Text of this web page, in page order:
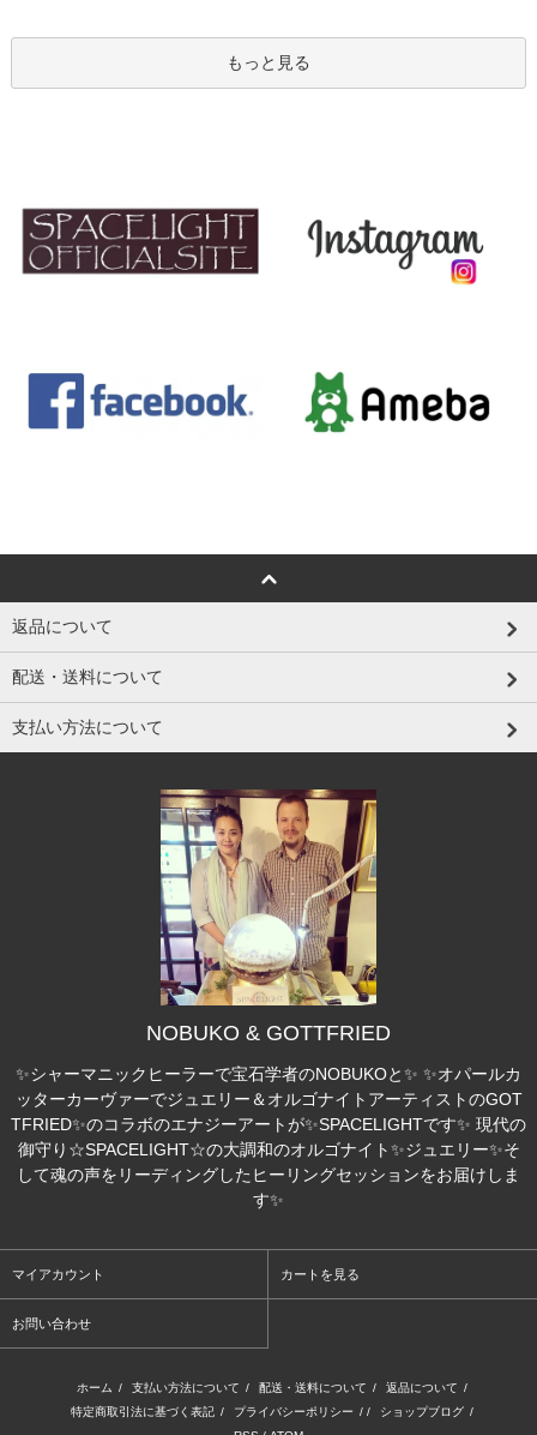
もっと見る
返品について
配送・送料について
支払い方法について
NOBUKO & GOTTFRIED
✨シャーマニックヒーラーで宝石学者のNOBUKOと✨ ✨オパールカ
ッターカーヴァーでジュエリー＆オルゴナイトアーティストのGOT
TFRIED✨のコラボのエナジーアートが✨SPACELIGHTです✨ 現代の
御守り☆SPACELIGHT☆の大調和のオルゴナイト✨ジュエリー✨そ
して魂の声をリーディングしたヒーリングセッションをお届けしま
す✨
マイアカウント カートを見る
お問い合わせ
ホーム / 支払い方法について / 配送・送料について / 返品について /
特定商取引法に基づく表記 / プライバシーポリシー / / ショップブログ /